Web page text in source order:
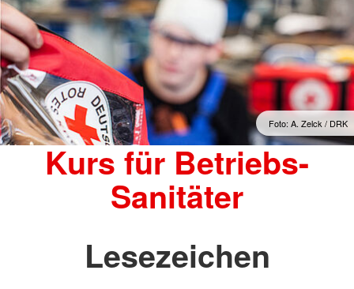
Foto: A. Zelck / DRK
Kurs für Betriebs-
Sanitäter
Lesezeichen